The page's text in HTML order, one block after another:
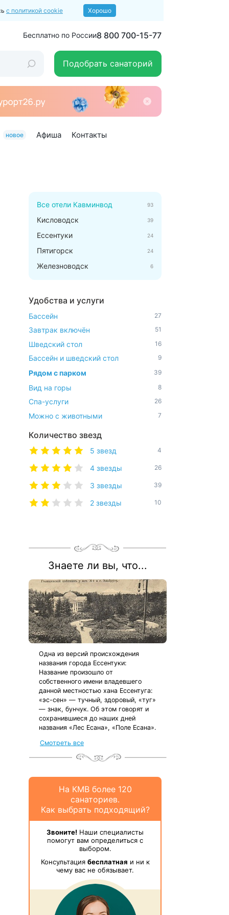
с политикой cookie Хорошо
Бесплатно по России8 800 700-15-77
Подобрать санаторий
новое Афиша Контакты
Все отели Кавминвод 93
Кисловодск 39
Ессентуки 24
Пятигорск 24
Железноводск 6
Удобства и услуги
Бассейн 27
Завтрак включён 51
Шведский стол 16
Бассейн и шведский стол 9
Рядом с парком 39
Вид на горы 8
Спа-услуги 26
Можно с животными 7
Количество звезд
5 звезд 4
4 звезды 26
3 звезды 39
2 звезды 10
Знаете ли вы, что...
Одна из версий происхождения
названия города Ессентуки:
Название произошло от
собственного имени владевшего
данной местностью хана Ессентуга:
«эс-сен» — тучный, здоровый, «туг»
— знак, бунчук. Об этом говорят и
сохранившиеся до наших дней
названия «Лес Есана», «Поле Есана».
Смотреть все
На КМВ более 120
санаториев.
Как выбрать подходящий?
Звоните! Наши специалисты
помогут вам определиться с
выбором.
Консультация бесплатная и ни к
чему вас не обязывает.